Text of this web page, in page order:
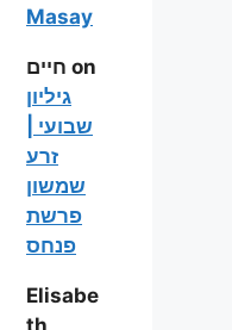
Masay
חיים on
גיליון
שבועי |
זרע
שמשון
פרשת
פנחס
Elisabe
th